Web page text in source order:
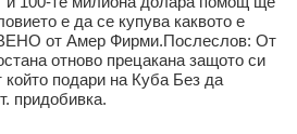
е да се купува каквото е
от Амер Фирми.Послеслов: От
отново прецакана защото си
който подари на Куба Без да
придобивка.